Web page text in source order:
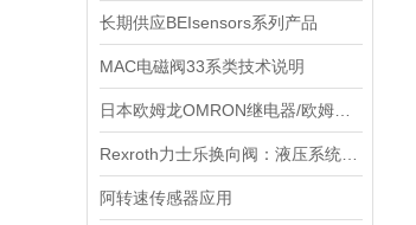
长期供应BEIsensors系列产品
MAC电磁阀33系类技术说明
阿转速传感器应用